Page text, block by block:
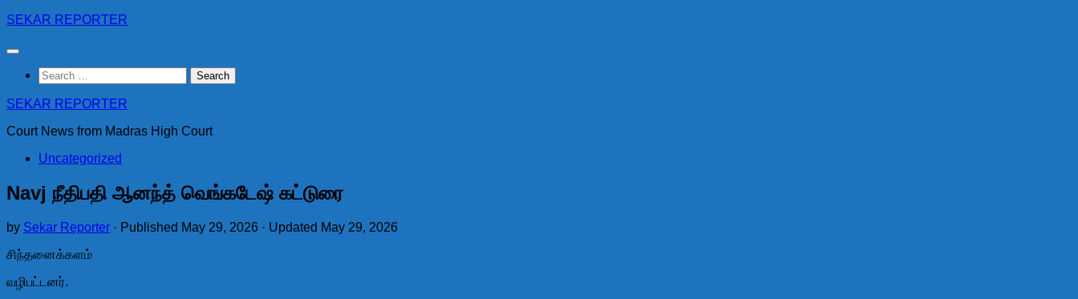
Skip
content
SEKAR REPORTER
Search
for:
SEKAR REPORTER
Court News from Madras High Court
Uncategorized
Navj நீதிபதி ஆனந்த் வெங்கடேஷ் கட்டுரை
by Sekar Reporter · Published May 29, 2026 · Updated May 29, 2026
சிந்தனைக்களம்
வழிபட்டனர்.